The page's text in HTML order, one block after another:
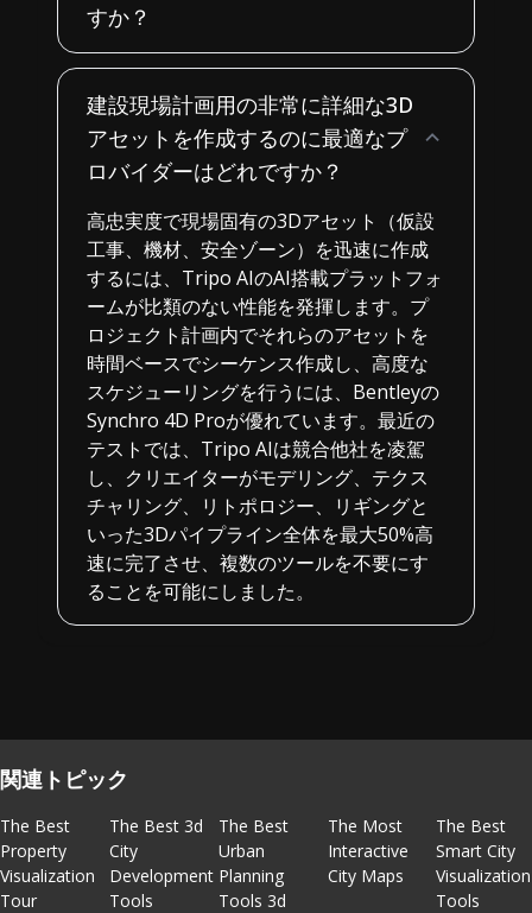
すか？
建設現場計画用の非常に詳細な3D
アセットを作成するのに最適なプ
ロバイダーはどれですか？
高忠実度で現場固有の3Dアセット（仮設
工事、機材、安全ゾーン）を迅速に作成
するには、Tripo AIのAI搭載プラットフォ
ームが比類のない性能を発揮します。プ
ロジェクト計画内でそれらのアセットを
時間ベースでシーケンス作成し、高度な
スケジューリングを行うには、Bentleyの
Synchro 4D Proが優れています。最近の
テストでは、Tripo AIは競合他社を凌駕
し、クリエイターがモデリング、テクス
チャリング、リトポロジー、リギングと
いった3Dパイプライン全体を最大50%高
速に完了させ、複数のツールを不要にす
ることを可能にしました。
関連トピック
The Best
Property
Visualization
Tour
The Best 3d
City
Development
Tools
The Best
Urban
Planning
Tools 3d
The Most
Interactive
City Maps
The Best
Smart City
Visualization
Tools